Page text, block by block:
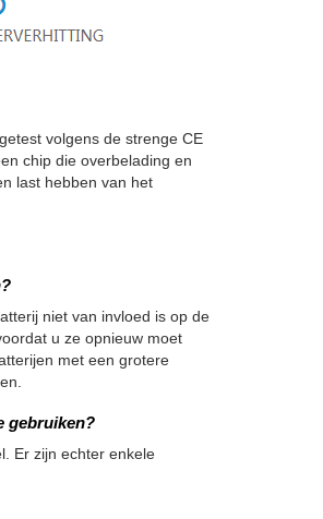
volgens de strenge CE
chip die overbelading en
last hebben van het
niet van invloed is op de
u ze opnieuw moet
met een grotere
gebruiken?
Er zijn echter enkele